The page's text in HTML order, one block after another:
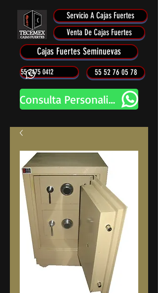
55 52 76 05 78
55 2475 0412
Servicio A Cajas Fuertes
Venta De Cajas Fuertes
Consulta Personalizada
Cajas Fuertes Seminuevas